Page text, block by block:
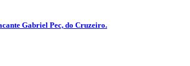
Gabriel Pec, do Cruzeiro.